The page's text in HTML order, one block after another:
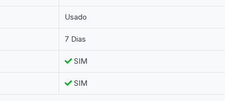
Usado
7 Dias
SIM
SIM